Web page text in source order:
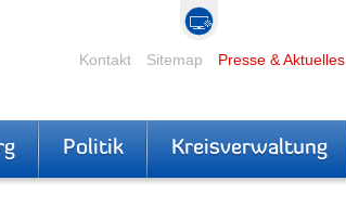
Kontakt Sitemap Presse & Aktuelles
Politik Kreisverwaltung